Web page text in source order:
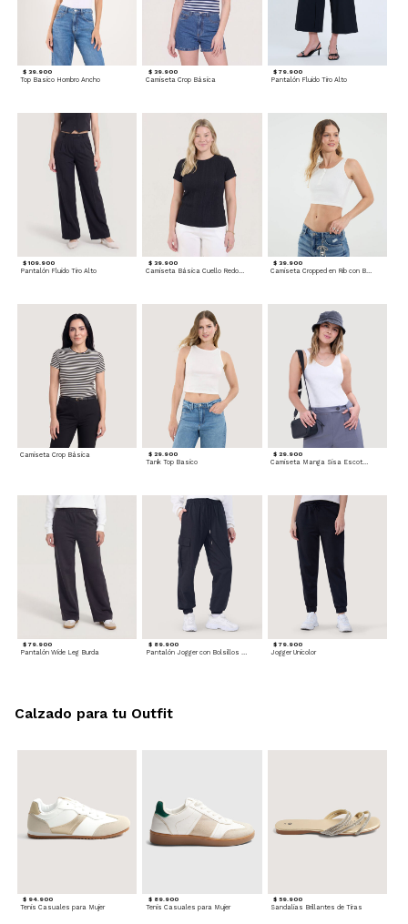
$ 39.900
Top Basico Hombro Ancho
$ 39.900
Camiseta Crop Básica
$ 79.900
Pantalón Fluido Tiro Alto
$ 109.900
Pantalón Fluido Tiro Alto
$ 39.900
Camiseta Básica Cuello Redondo
$ 39.900
Camiseta Crop Básica $ 29.900
Tank Top Basico
$ 29.900
$ 79.900
Pantalón Wide Leg Burda
$ 89.900
Pantalón Jogger con Bolsillos Cargo
$ 79.900
Jogger Unicolor
$ 94.900
Tenis Casuales para Mujer
$ 89.900
Tenis Casuales para Mujer
$ 59.900
Sandalias Brillantes de Tiras
Calzado para tu Outfit